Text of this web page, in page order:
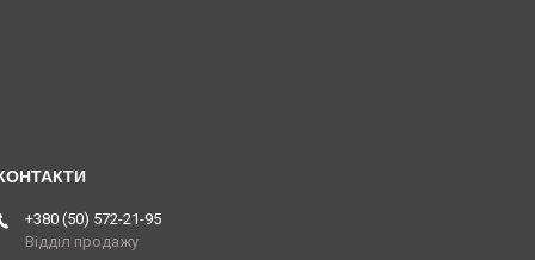
+380 (50) 572-21-95
Відділ продажу